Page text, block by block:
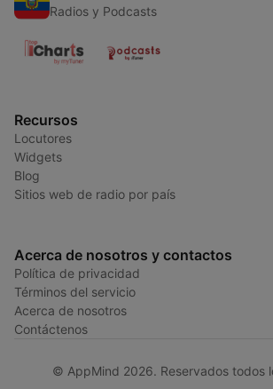
Radios y Podcasts
Recursos
Locutores
Widgets
Blog
Sitios web de radio por país
Acerca de nosotros y contactos
Política de privacidad
Términos del servicio
Acerca de nosotros
Contáctenos
© AppMind 2026. Reservados todos